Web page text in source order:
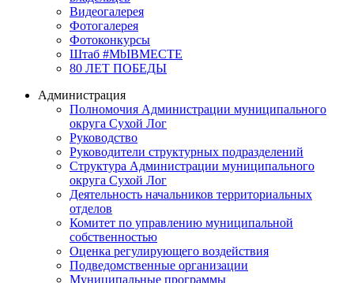
Видеогалерея
Фотогалерея
Фотоконкурсы
Штаб #MbIBMECTE
80 ЛЕТ ПОБЕДЫ
Администрация
Полномочия Администрации муниципального
округа Сухой Лог
Руководство
Руководители структурных подразделений
Структура Администрации муниципального
округа Сухой Лог
Деятельность начальников территориальных
отделов
Комитет по управлению муниципальной
собственностью
Оценка регулирующего воздействия
Подведомственные организации
Муниципальные программы